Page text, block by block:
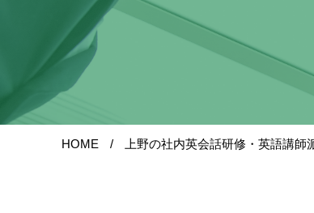
HOME 上野の社内英会話研修・英語講師